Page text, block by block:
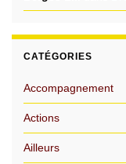
CATÉGORIES
Accompagnement
Actions
Ailleurs